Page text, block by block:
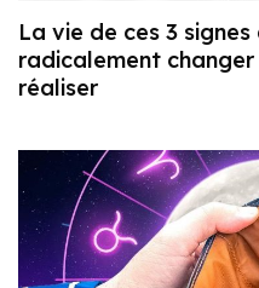
La vie de ces 3
radicalement
réaliser